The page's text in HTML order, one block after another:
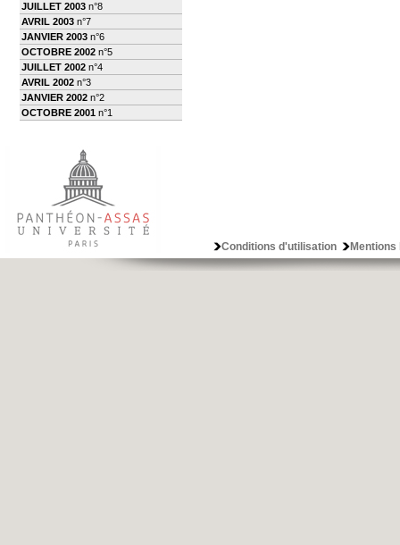
JUILLET 2003 n°8
AVRIL 2003 n°7
JANVIER 2003 n°6
OCTOBRE 2002 n°5
JUILLET 2002 n°4
AVRIL 2002 n°3
JANVIER 2002 n°2
OCTOBRE 2001 n°1
Conditions d'utilisation Mentions